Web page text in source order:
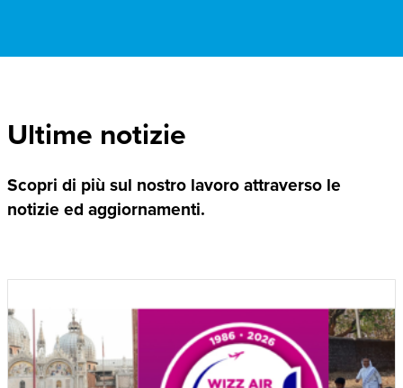
Ultime notizie
Scopri di più sul nostro lavoro attraverso le
notizie ed aggiornamenti.